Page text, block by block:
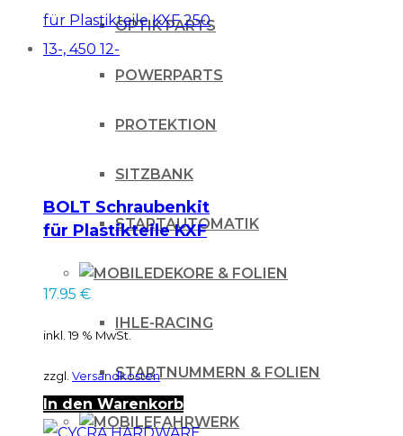
OPTIK PARTS
POWERPARTS
PROTEKTION
SITZBANK
STARTAUTOMATIK
DEKORE & FOLIEN
IHLE-RACING
STARTNUMMERN & FOLIEN
FAHRWERK
BOLT Schraubenkit
für Plastikteile KXF
17.95 €
inkl. 19 % MwSt.
zzgl. Versandkosten
In den Warenkorb